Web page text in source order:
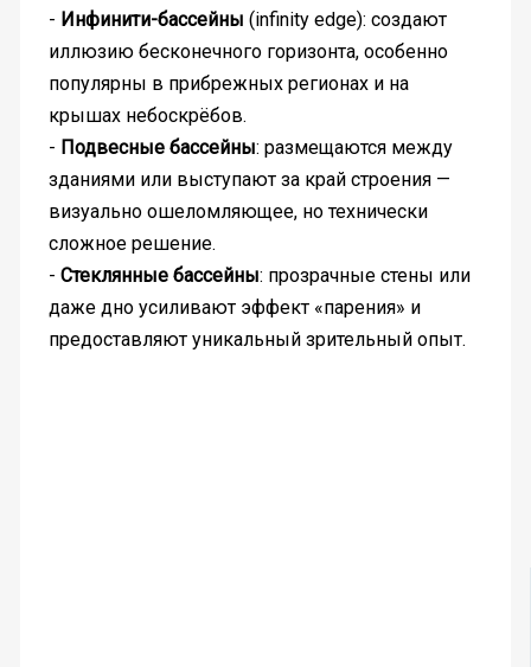
- Инфинити-бассейны (infinity edge): создают
иллюзию бесконечного горизонта, особенно
популярны в прибрежных регионах и на
крышах небоскрёбов.
- Подвесные бассейны: размещаются между
зданиями или выступают за край строения —
визуально ошеломляющее, но технически
сложное решение.
- Стеклянные бассейны: прозрачные стены или
даже дно усиливают эффект «парения» и
предоставляют уникальный зрительный опыт.